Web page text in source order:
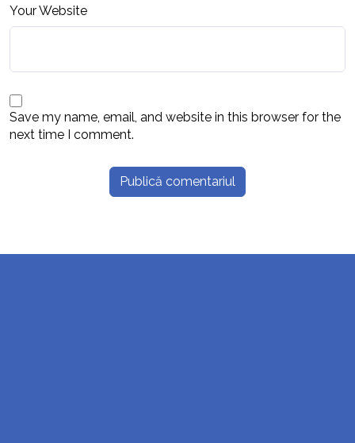
Your Website
Save my name, email, and website in this browser for the
next time I comment.